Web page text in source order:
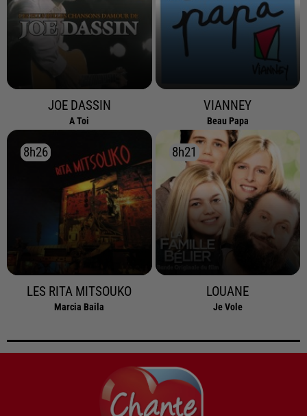
JOE DASSIN
A Toi
VIANNEY
Beau Papa
8h26
8h26
LES RITA MITSOUKO
Marcia Baila
8h21
8h21
LOUANE
Je Vole